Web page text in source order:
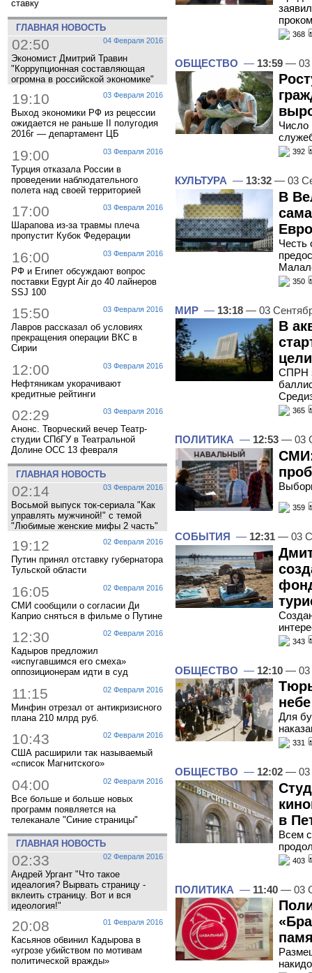
ставку
ГЛАВНАЯ НОВОСТЬ
04 Февраля 2016
02:50
Экономист Дмитрий Травин
"Коррупционная составляющая
огромна в российской экономике"
03 Февраля 2016
19:10
Выход экономики РФ из рецессии
ожидается не раньше II полугодия
2016г — департамент ЦБ
03 Февраля 2016
19:00
Турция отказала России в
проведении наблюдательного
полета над своей территорией
03 Февраля 2016
17:00
Шарапова из-за травмы плеча
пропустит Кубок Федерации
03 Февраля 2016
16:00
РФ и Египет обсуждают вопрос
поставки Egypt Air до 40 лайнеров
SSJ 100
03 Февраля 2016
15:50
Лавров рассказал об условиях
прекращения операции ВКС в
Сирии
03 Февраля 2016
12:00
Нефтяникам укорачивают
кредитные рейтинги
03 Февраля 2016
02:29
Анонс. Творческий вечер Театр-
студии СПбГУ в Театральной
Долине ОСС 13 февраля
ГЛАВНАЯ НОВОСТЬ
03 Февраля 2016
02:14
Восьмой выпуск ток-сериала "Как
управлять мужчиной!" с темой
"Любимые женские мифы 2 часть"
02 Февраля 2016
19:12
Путин принял отставку губернатора
Тульской области
02 Февраля 2016
16:05
СМИ сообщили о согласии Ди
Каприо сняться в фильме о Путине
02 Февраля 2016
12:30
Кадыров предложил
«испугавшимся его смеха»
оппозиционерам идти в суд
02 Февраля 2016
11:15
Минфин отрезал от антикризисного
плана 210 млрд руб.
02 Февраля 2016
10:43
США расширили так называемый
«список Магнитского»
02 Февраля 2016
04:00
Все больше и больше новых
программ появляется на
телеканале "Синие страницы"
ГЛАВНАЯ НОВОСТЬ
02 Февраля 2016
02:33
Андрей Ургант "Что такое
идеалогия? Вырвать страницу -
вклеить страницу. Вот и вся
идеология!"
01 Февраля 2016
20:08
Касьянов обвинил Кадырова в
«угрозе убийством по мотивам
политической вражды»
368
ОБЩЕСТВО — 13:59 — 03
Число
392
КУЛЬТУРА — 13:32 — 03
В
Честь
350
МИР — 13:18 — 03
В
цели
СПРН
365
ПОЛИТИКА — 12:53 — 03
СМИ:
359
СОБЫТИЯ — 12:31 — 03
343
ОБЩЕСТВО — 12:10 — 03
небе
Для
331
ОБЩЕСТВО — 12:02 — 03
в
Всем
403
ПОЛИТИКА — 11:40 — 03